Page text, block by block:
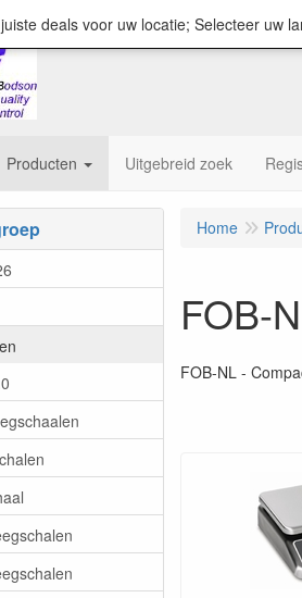
Producten Uitgebreid zoek
Home
FOB-
FOB-NL -
deals voor uw locatie; Selecteer uw